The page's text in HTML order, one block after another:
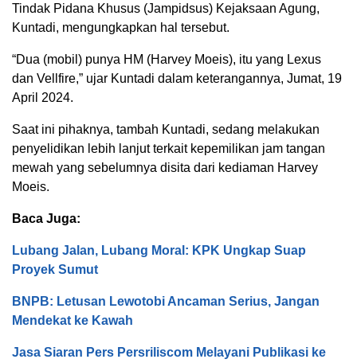
Tindak Pidana Khusus (Jampidsus) Kejaksaan Agung,
Kuntadi, mengungkapkan hal tersebut.
“Dua (mobil) punya HM (Harvey Moeis), itu yang Lexus
dan Vellfire,” ujar Kuntadi dalam keterangannya, Jumat, 19
April 2024.
Saat ini pihaknya, tambah Kuntadi, sedang melakukan
penyelidikan lebih lanjut terkait kepemilikan jam tangan
mewah yang sebelumnya disita dari kediaman Harvey
Moeis.
Baca Juga:
Lubang Jalan, Lubang Moral: KPK Ungkap Suap
Proyek Sumut
BNPB: Letusan Lewotobi Ancaman Serius, Jangan
Mendekat ke Kawah
Jasa Siaran Pers Persriliscom Melayani Publikasi ke